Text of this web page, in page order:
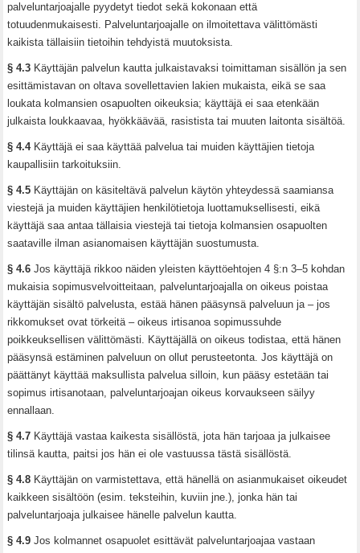
palveluntarjoajalle pyydetyt tiedot sekä kokonaan että
totuudenmukaisesti. Palveluntarjoajalle on ilmoitettava välittömästi
kaikista tällaisiin tietoihin tehdyistä muutoksista.
§ 4.3 Käyttäjän palvelun kautta julkaistavaksi toimittaman sisällön ja sen
esittämistavan on oltava sovellettavien lakien mukaista, eikä se saa
loukata kolmansien osapuolten oikeuksia; käyttäjä ei saa etenkään
julkaista loukkaavaa, hyökkäävää, rasistista tai muuten laitonta sisältöä.
§ 4.4Käyttäjä ei saa käyttää palvelua tai muiden käyttäjien tietoja
kaupallisiin tarkoituksiin.
§ 4.5 Käyttäjän on käsiteltävä palvelun käytön yhteydessä saamiansa
viestejä ja muiden käyttäjien henkilötietoja luottamuksellisesti, eikä
käyttäjä saa antaa tällaisia viestejä tai tietoja kolmansien osapuolten
saataville ilman asianomaisen käyttäjän suostumusta.
§ 4.6 Jos käyttäjä rikkoo näiden yleisten käyttöehtojen 4 §:n 3–5 kohdan
mukaisia sopimusvelvoitteitaan, palveluntarjoajalla on oikeus poistaa
käyttäjän sisältö palvelusta, estää hänen pääsynsä palveluun ja – jos
rikkomukset ovat törkeitä – oikeus irtisanoa sopimussuhde
poikkeuksellisen välittömästi. Käyttäjällä on oikeus todistaa, että hänen
pääsynsä estäminen palveluun on ollut perusteetonta. Jos käyttäjä on
päättänyt käyttää maksullista palvelua silloin, kun pääsy estetään tai
sopimus irtisanotaan, palveluntarjoajan oikeus korvaukseen säilyy
ennallaan.
§ 4.7 Käyttäjä vastaa kaikesta sisällöstä, jota hän tarjoaa ja julkaisee
tilinsä kautta, paitsi jos hän ei ole vastuussa tästä sisällöstä.
§ 4.8 Käyttäjän on varmistettava, että hänellä on asianmukaiset oikeudet
kaikkeen sisältöön (esim. teksteihin, kuviin jne.), jonka hän tai
palveluntarjoaja julkaisee hänelle palvelun kautta.
§ 4.9 Jos kolmannet osapuolet esittävät palveluntarjoajaa vastaan